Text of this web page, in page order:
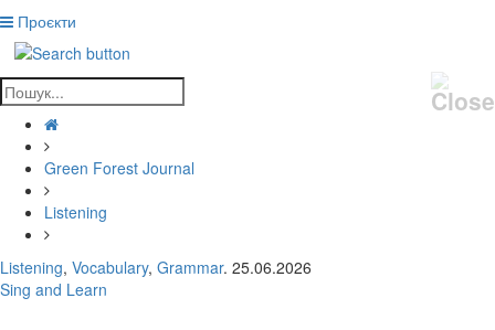
Проєкти
Green Forest Journal
Listening
Listening, Vocabulary, Grammar. 25.06.2026
Sing and Learn